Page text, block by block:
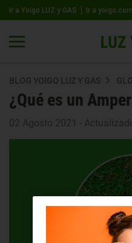
Ir a Yoigo LUZ y GAS Ir a yoigo.com
BLOG YOIGO LUZ Y GAS
¿Qué es un
02 Agosto 2021 -